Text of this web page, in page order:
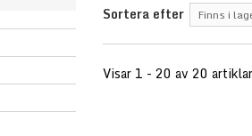
Sortera efter Finns i
Visar 1 - 20 av 20 artiklar